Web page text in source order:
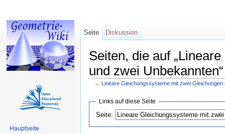
Seiten, die auf
und zwei
← Lineare Gleichungssysteme mit zwei Gleichungen
Links auf diese Seite
Seite:
Seite Diskussion
Hauptseite